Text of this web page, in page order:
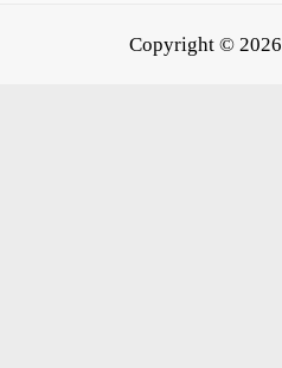
Copyright © 2026